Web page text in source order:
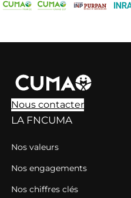
Nous contacter
LA FNCUMA
Nos valeurs
Nos engagements
Nos chiffres clés